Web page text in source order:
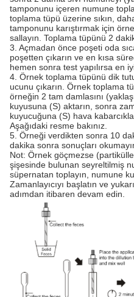
tamponunu içeren numune
toplama tüpü üzerine sıkın,
tamponunu karıştırmak için
sallayın. Toplama tüpünü 2
3. Açmadan önce poşeti oda
poşetten çıkarın ve en kısa
hemen sonra test yapılırsa en
4. Örnek toplama tüpünü dik
ucunu çıkarın. Örnek toplama
örneğin 2 tam damlasını
kuyusuna (S) aktarın, sonra
kuyucuğuna (S) hava
Aşağıdaki resme bakınız.
5. Örneği verdikten sonra 10
dakika sonra sonuçları
Not: Örnek göçmezse
şişesinde bulunan seyreltilmiş
süpernatan toplayın, numune
Zamanlayıcıyı başlatın ve
adımdan itibaren devam edin.